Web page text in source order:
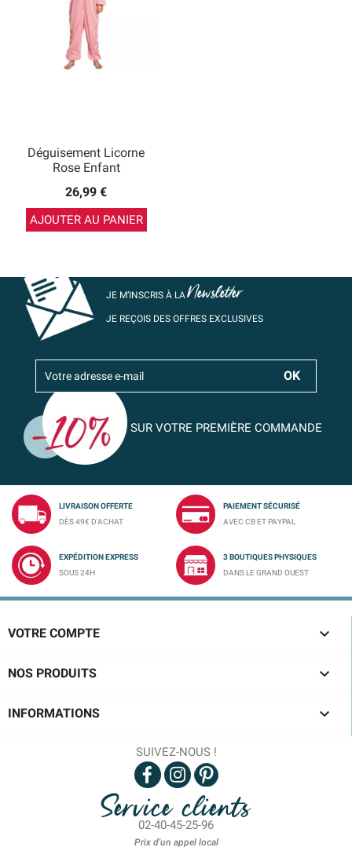
Déguisement Licorne
Rose Enfant
26,99 €
AJOUTER AU PANIER
JE M’INSCRIS À LANewsletter
JE REÇOIS DES OFFRES EXCLUSIVES
SUR VOTRE PREMIÈRE COMMANDE
LIVRAISON OFFERTE
DÈS 49€ D'ACHAT
PAIEMENT SÉCURISÉ
AVEC CB ET PAYPAL
EXPÉDITION EXPRESS
SOUS 24H
3 BOUTIQUES PHYSIQUES
DANS LE GRAND OUEST
VOTRE COMPTE 
NOS PRODUITS 
INFORMATIONS 
SUIVEZ-NOUS !
Service clients
02-40-45-25-96
Prix d'un appel local